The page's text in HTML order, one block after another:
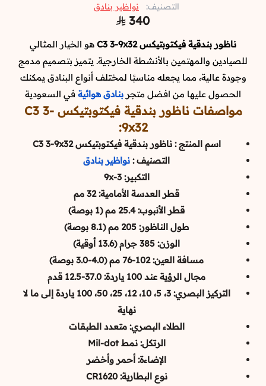
التصنيف: نواظير بنادق
340
ناظور بندقية فيكتوبتيكس C3 3-9x32
هو الخيار المثالي
للصيادين والمهتمين بالأنشطة الخارجية. يتميز بتصميم مدمج
وجودة عالية، مما يجعله مناسبًا لمختلف أنواع البنادق يمكنك
الحصول عليها من افضل متجر بنادق هوائية في السعودية
مواصفات ناظور بندقية فيكتوبتيكس C3 3-
9x32:
اسم المنتج : ناظور بندقية فيكتوبتيكس C3 3-9x32
التصنيف : نواظير بنادق
التكبير: 3-9x
قطر العدسة الأمامية: 32 مم
قطر الأنبوب: 25.4 مم (1 بوصة)
طول الناظور: 205 مم (8.1 بوصة)
الوزن: 385 جرام (13.6 أوقية)
مسافة العين: 102-76 مم (4.0-3.0 بوصة)
مجال الرؤية عند 100 ياردة: 37.0-12.5 قدم
التركيز البصري: 3، 5، 10، 12، 25، 50، 100 ياردة إلى ما لا
نهاية
الطلاء البصري: متعدد الطبقات
الرتكل: نمط Mil-dot
الإضاءة: أحمر وأخضر
نوع البطارية: CR1620